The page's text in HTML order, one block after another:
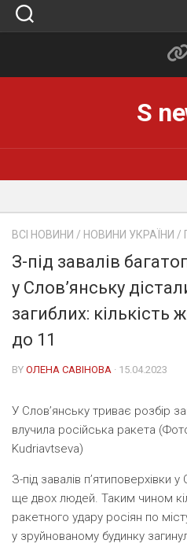
Skip
S
ВСІ НОВИНИ / НОВИНИ УКРАЇНИ /
З-під завалів
у Слов’янську
загиблих: кількість
до 11
BY ОЛЕНА САВІНОВА · 15.04.2023
У Слов’янську триває розбір
влучила російська ракета
Kudriavtseva)
З-під завалів п’ятиповерхівки у
ще двох людей. Таким чином
ракетного удару росіян по
у зруйнованому будинку